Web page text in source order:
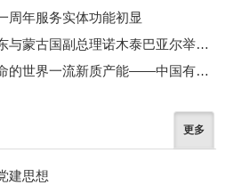
周年服务实体功能初显
中铝集团董事长段向东与蒙古国副总理诺木泰巴亚尔举行会谈
锻造无愧时代无愧使命的世界一流新质产能——中国有色金属工业的战略应对与破局之道（二）
更多
建思想